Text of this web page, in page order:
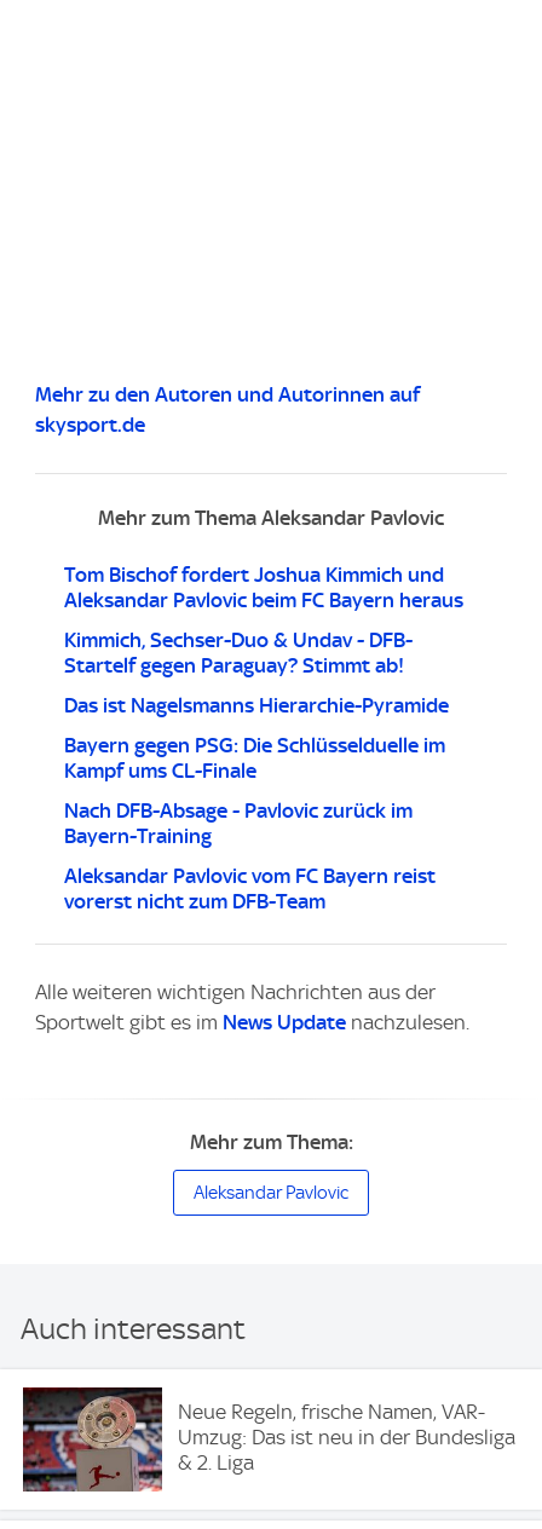
Mehr zu den Autoren und Autorinnen auf
skysport.de
Mehr zum Thema Aleksandar Pavlovic
Tom Bischof fordert Joshua Kimmich und
Aleksandar Pavlovic beim FC Bayern heraus
Kimmich, Sechser-Duo & Undav - DFB-
Startelf gegen Paraguay? Stimmt ab!
Das ist Nagelsmanns Hierarchie-Pyramide
Bayern gegen PSG: Die Schlüsselduelle im
Kampf ums CL-Finale
Nach DFB-Absage - Pavlovic zurück im
Bayern-Training
Aleksandar Pavlovic vom FC Bayern reist
vorerst nicht zum DFB-Team
Alle weiteren wichtigen Nachrichten aus der
Sportwelt gibt es im News Update nachzulesen.
Mehr zum Thema:
Aleksandar Pavlovic
Auch interessant
Neue Regeln, frische Namen, VAR-
Umzug: Das ist neu in der Bundesliga
& 2. Liga